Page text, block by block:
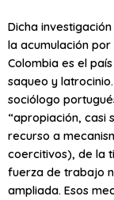
Dicha
la acumulación
Colombia es el
saqueo y
sociólogo
“apropiación, casi
recurso a
coercitivos), de la
fuerza de trabajo
ampliada. Esos